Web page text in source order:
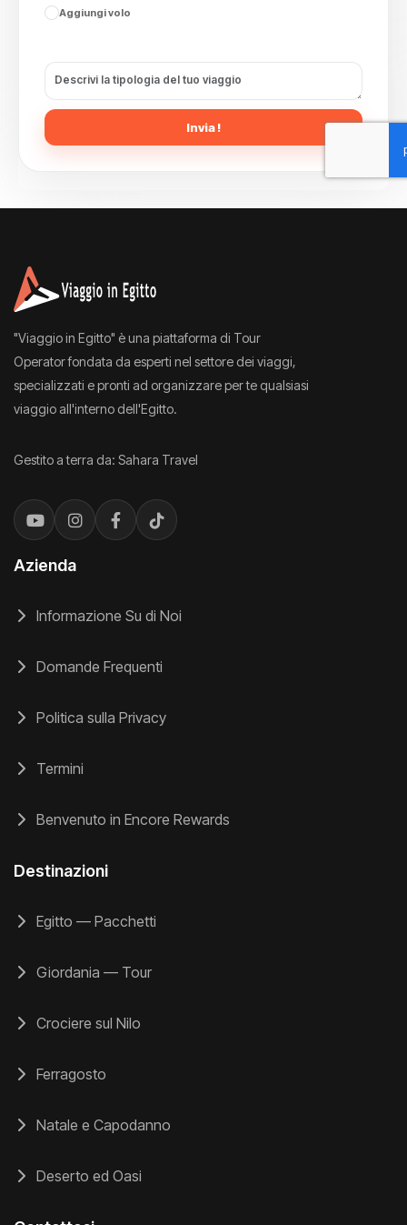
Aggiungi volo
Invia !
"Viaggio in Egitto" è una piattaforma di Tour
Operator fondata da esperti nel settore dei viaggi,
specializzati e pronti ad organizzare per te qualsiasi
viaggio all'interno dell'Egitto.
Gestito a terra da: Sahara Travel
Azienda
Informazione Su di Noi
Domande Frequenti
Politica sulla Privacy
Termini
Benvenuto in Encore Rewards
Destinazioni
Egitto — Pacchetti
Giordania — Tour
Crociere sul Nilo
Ferragosto
Natale e Capodanno
Deserto ed Oasi